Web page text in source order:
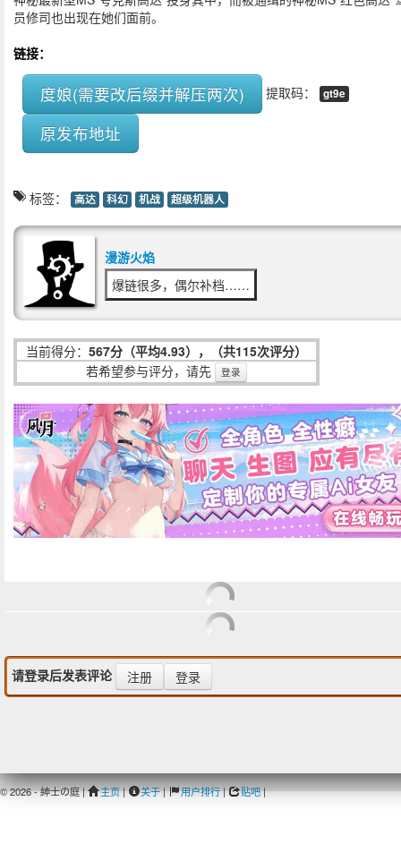
员修司也出现在她们面前。
链接：
度娘(需要改后缀并解压两次) 提取码： gt9e
原发布地址
标签： 高达 科幻 机战 超级机器人
漫游火焰
爆链很多，偶尔补档……
当前得分： 567分（平均4.93），（共115次评分）
若希望参与评分，请先
登录
请登录后发表评论 注册 登录
© 2026 - 紳士の庭 | 主页| 关于| 用户排行| 贴吧|